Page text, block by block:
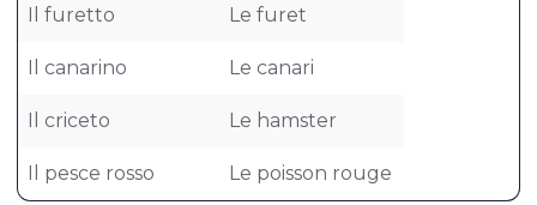
Il furetto Le furet
Il canarino Le canari
Il criceto Le hamster
Il pesce rosso Le poisson rouge